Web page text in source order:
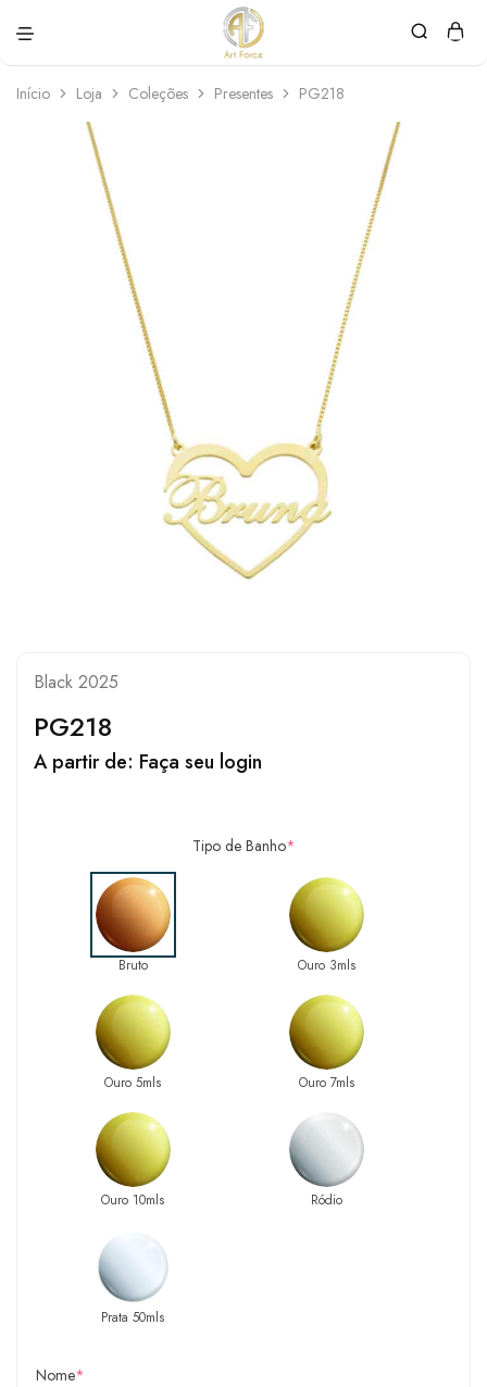
Force
personalizadas
Início Loja Coleções Presentes PG218
Black 2025
PG218
A partir de: Faça seu login
Tipo de Banho*
Bruto Ouro 3mls
Ouro 5mls Ouro 7mls
Ouro 10mls Ródio
Prata 50mls
Nome*